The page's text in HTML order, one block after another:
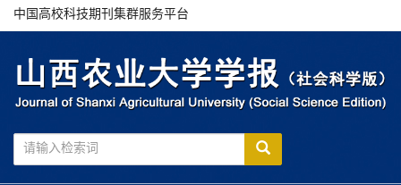
中国高校科技期刊集群服务平台